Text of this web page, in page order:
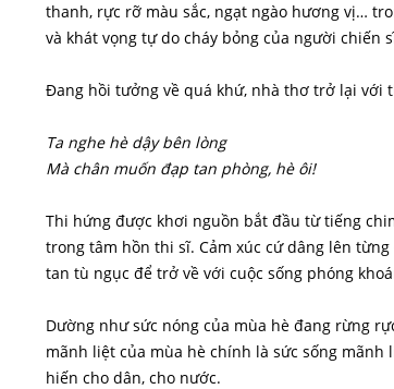
thanh, rực rỡ màu sắc, ngạt ngào hương vị…
và khát vọng tự do cháy bỏng của người
Đang hồi tưởng về quá khứ, nhà thơ trở lại với
Ta nghe hè dậy bên lòng
Mà chân muốn đạp tan phòng, hè ôi!
Thi hứng được khơi nguồn bắt đầu từ tiếng
trong tâm hồn thi sĩ. Cảm xúc cứ dâng lên
tan tù ngục để trở về với cuộc sống phóng
Dường như sức nóng của mùa hè đang rừng
mãnh liệt của mùa hè chính là sức sống
hiến cho dân, cho nước.